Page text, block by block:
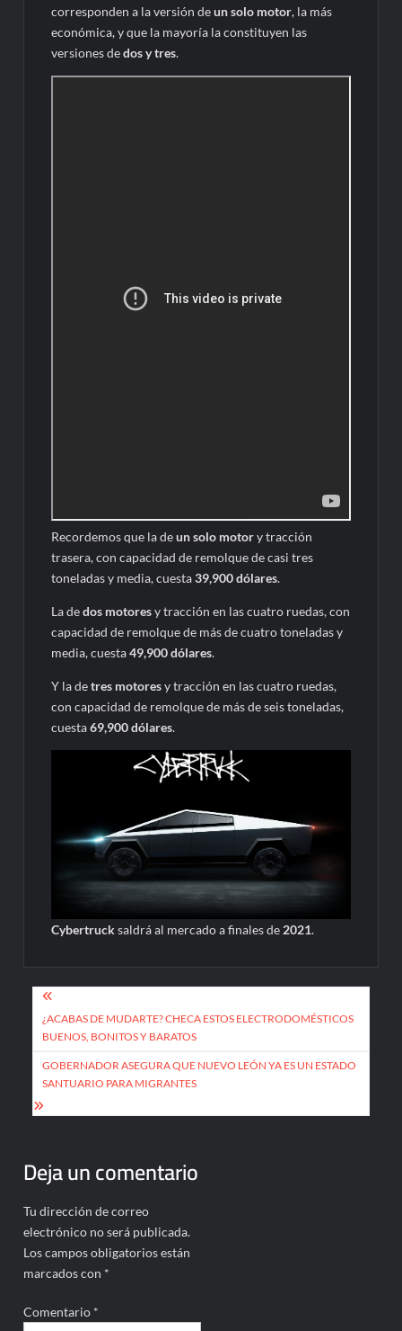
corresponden a la versión deun solo motor, la más
económica, y que la mayoría la constituyen las
versiones dedos y tres.
Recordemos que la deun solo motory tracción
trasera, con capacidad de remolque de casi tres
toneladas y media, cuesta39,900 dólares.
La dedos motoresy tracción en las cuatro ruedas, con
capacidad de remolque de más de cuatro toneladas y
media, cuesta49,900 dólares.
Y la detres motoresy tracción en las cuatro ruedas,
con capacidad de remolque de más de seis toneladas,
cuesta69,900 dólares.
Cybertrucksaldrá al mercado a finales de 2021.
Navegación
de
entradas
¿ACABAS DE MUDARTE? CHECA ESTOS ELECTRODOMÉSTICOS
BUENOS, BONITOS Y BARATOS
GOBERNADOR ASEGURA QUE NUEVO LEÓN YA ES UN ESTADO
SANTUARIO PARA MIGRANTES
Deja un comentario
Tu dirección de correo
electrónico no será publicada.
Los campos obligatorios están
marcados con *
Comentario *